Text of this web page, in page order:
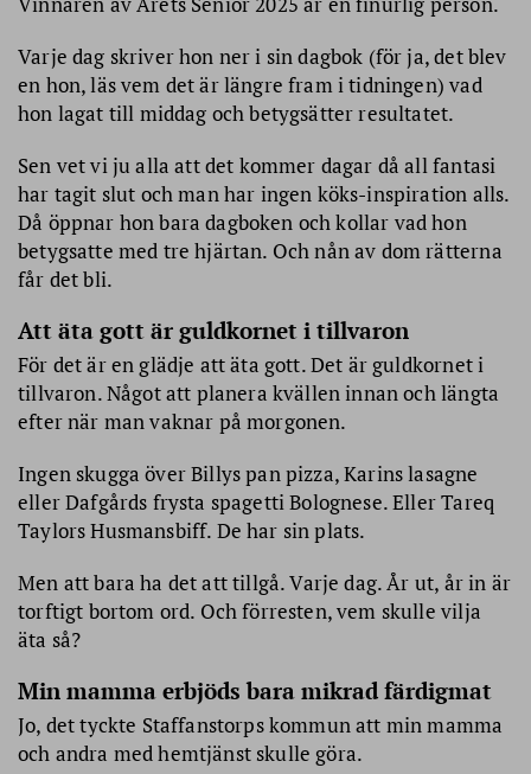
Varje dag skriver hon ner i sin dagbok (för ja, det blev
en hon, läs vem det är längre fram i tidningen) vad
hon lagat till middag och betygsätter resultatet.
Sen vet vi ju alla att det kommer dagar då all fantasi
har tagit slut och man har ingen köks-inspiration alls.
Då öppnar hon bara dagboken och kollar vad hon
betygsatte med tre hjärtan. Och nån av dom rätterna
får det bli.
Att äta gott är guldkornet i tillvaron
För det är en glädje att äta gott. Det är guldkornet i
tillvaron. Något att planera kvällen innan och längta
efter när man vaknar på morgonen.
Ingen skugga över Billys pan pizza, Karins lasagne
eller Dafgårds frysta spagetti Bolognese. Eller Tareq
Taylors Husmansbiff. De har sin plats.
Men att bara ha det att tillgå. Varje dag. År ut, år in är
torftigt bortom ord. Och förresten, vem skulle vilja
äta så?
Min mamma erbjöds bara mikrad färdigmat
Jo, det tyckte Staffanstorps kommun att min mamma
och andra med hemtjänst skulle göra.